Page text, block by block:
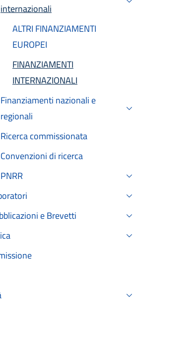
internazionali
Attivo
ALTRI FINANZIAMENTI
EUROPEI
FINANZIAMENTI
INTERNAZIONALI
Finanziamenti nazionali e
regionali
Ricerca commissionata
Convenzioni di ricerca
PNRR
e Brevetti